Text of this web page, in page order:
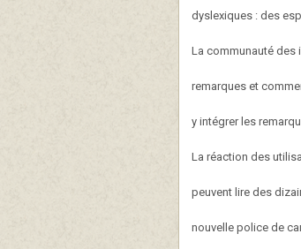
dyslexiques : des
La communauté des
remarques et
y intégrer les
La réaction des
peuvent lire des
nouvelle police de